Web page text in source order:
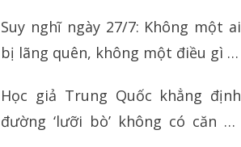
Suy nghĩ ngày 27/7: Không một ai
bị lãng quên, không một điều gì bị
Học giả Trung Quốc khẳng định
đường ‘lưỡi bò’ không có căn cứ